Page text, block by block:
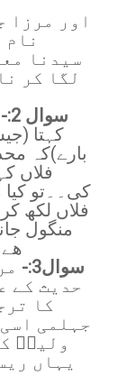
اور مرزا
سیدنا
لگا کر
سوال 2:-
کہتا
بارے)کہ
فلاں
کی۔۔تو
فلاں لکھ
منگول
سوال3:-
حدیث کے
کا
جہلمی
ولیدؓ
یہاں